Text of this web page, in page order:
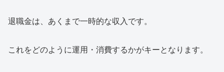
退職金は、あくまで一時的な収入です。
これをどのように運用・消費するかがキーとなります。